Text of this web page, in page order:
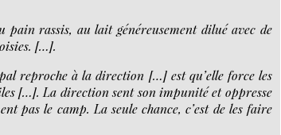
rassis, au lait généreusement dilué avec de
[…].
reproche à la direction […] est qu’elle force les
[…]. La direction sent son impunité et oppresse
pas le camp. La seule chance, c’est de les faire